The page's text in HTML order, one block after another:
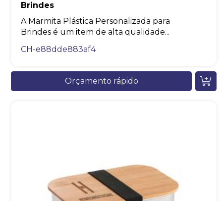
Brindes
A Marmita Plástica Personalizada para
Brindes é um item de alta qualidade...
CH-e88dde883af4
Orçamento rápido